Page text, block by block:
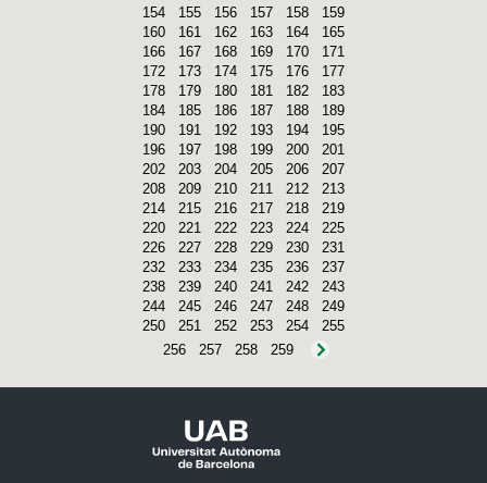
154
155 156 157 158
159
160
161 162 163 164
165
166
167 168 169 170
171
172
173 174 175 176
177
178
179 180 181 182
183
184
185 186 187 188
189
190
191 192 193 194
195
196
197 198 199 200
201
202
203 204 205 206
207
208
209 210 211 212
213
214
215 216 217 218
219
220
221 222 223 224
225
226
227 228 229 230
231
232
233 234 235 236
237
238
239 240 241 242
243
244
245 246 247 248
249
250
251 252 253 254
255
256
257 258 259